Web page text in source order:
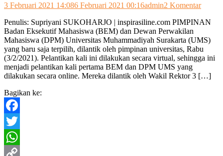
3 Februari 2021 14:086 Februari 2021 00:16admin2 Komentarpada
DPM
Secara
Virtual
Penulis: Supriyani SUKOHARJO | inspirasiline.com PIMPINAN
Badan Eksekutif Mahasiswa (BEM) dan Dewan Perwakilan
Mahasiswa (DPM) Universitas Muhammadiyah Surakarta (UMS)
yang baru saja terpilih, dilantik oleh pimpinan universitas, Rabu
(3/2/2021). Pelantikan kali ini dilakukan secara virtual, sehingga ini
menjadi pelantikan kali pertama BEM dan DPM UMS yang
dilakukan secara online. Mereka dilantik oleh Wakil Rektor 3 […]
Bagikan ke:
Facebook
Twitter
WhatsApp